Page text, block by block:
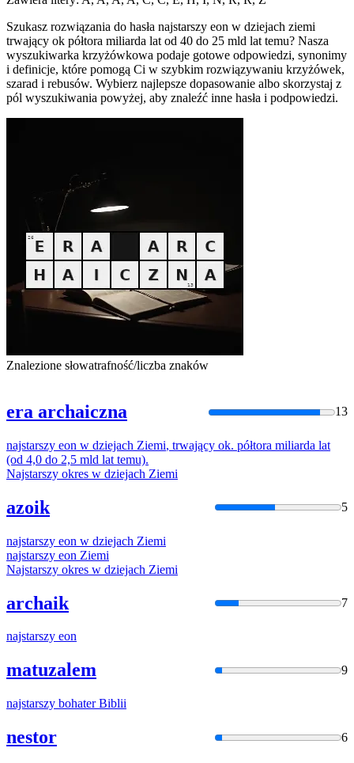
Szukasz rozwiązania do hasła najstarszy eon w dziejach ziemi
trwający ok półtora miliarda lat od 40 do 25 mld lat temu? Nasza
wyszukiwarka krzyżówkowa podaje gotowe odpowiedzi, synonimy
i definicje, które pomogą Ci w szybkim rozwiązywaniu krzyżówek,
szarad i rebusów. Wybierz najlepsze dopasowanie albo skorzystaj z
pól wyszukiwania powyżej, aby znaleźć inne hasła i podpowiedzi.
Znalezione słowatrafność/liczba znaków
era archaiczna 13
najstarszy eon w dziejach Ziemi, trwający ok. półtora miliarda lat
(od 4,0 do 2,5 mld lat temu).
Najstarszy okres w dziejach Ziemi
azoik 5
najstarszy eon w dziejach Ziemi
najstarszy eon Ziemi
Najstarszy okres w dziejach Ziemi
archaik 7
najstarszy eon
matuzalem 9
najstarszy bohater Biblii
nestor 6